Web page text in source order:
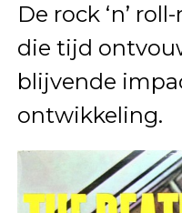
De rock ‘n’
die tijd
blijvende
ontwikkeling.